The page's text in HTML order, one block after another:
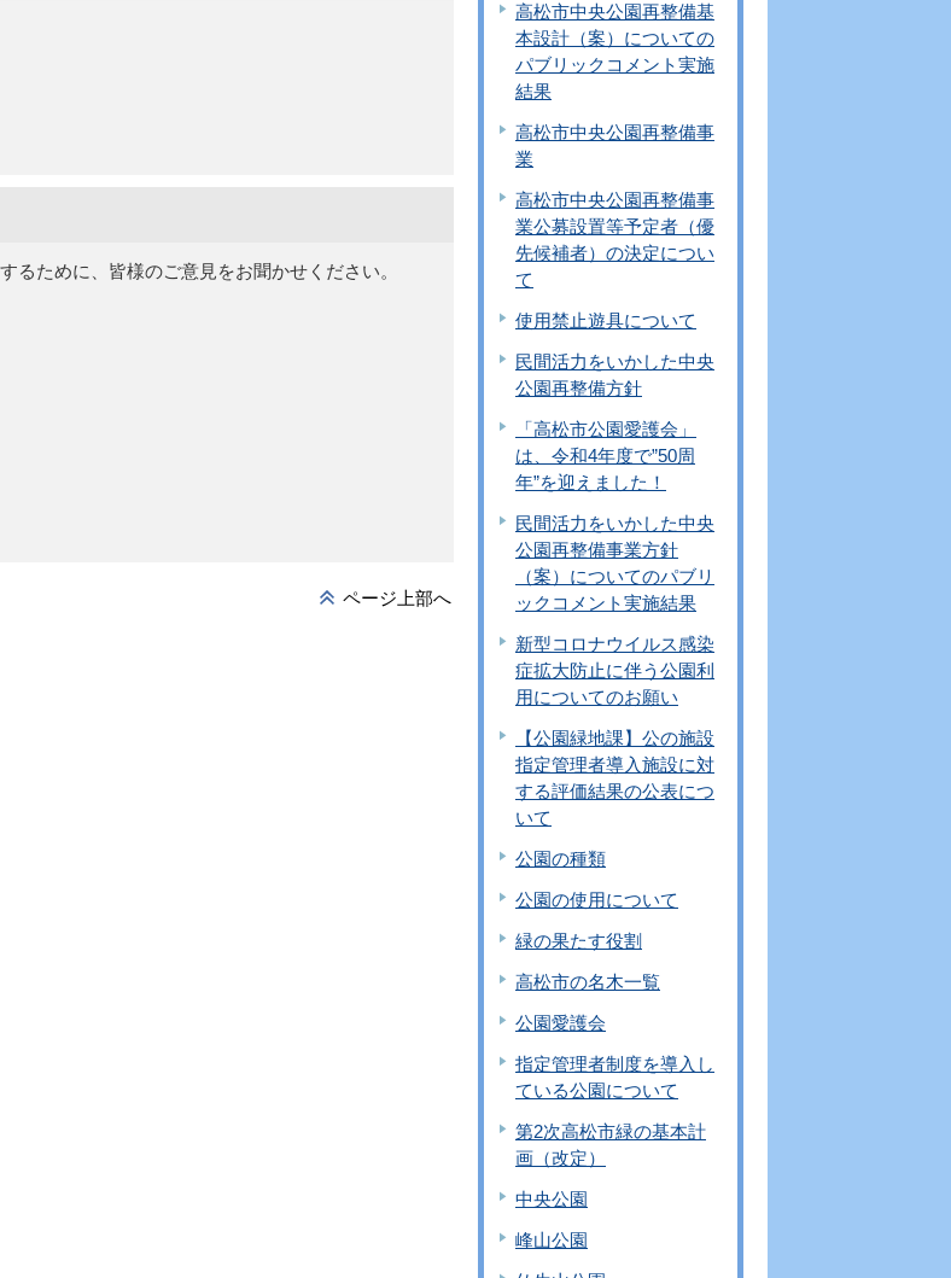
るために、皆様のご意見をお聞かせください。
ページ上部へ
高松市中央公園再整備基
本設計（案）についての
パブリックコメント実施
結果
高松市中央公園再整備事
業
高松市中央公園再整備事
業公募設置等予定者（優
先候補者）の決定につい
て
使用禁止遊具について
民間活力をいかした中央
公園再整備方針
「高松市公園愛護会」
は、令和4年度で”50周
年”を迎えました！
民間活力をいかした中央
公園再整備事業方針
（案）についてのパブリ
ックコメント実施結果
新型コロナウイルス感染
症拡大防止に伴う公園利
用についてのお願い
【公園緑地課】公の施設
指定管理者導入施設に対
する評価結果の公表につ
いて
公園の種類
公園の使用について
緑の果たす役割
高松市の名木一覧
公園愛護会
指定管理者制度を導入し
ている公園について
第2次高松市緑の基本計
画（改定）
中央公園
峰山公園